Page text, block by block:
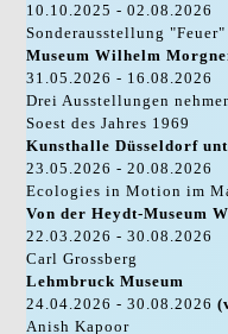
10.10.2025 - 02.08.2026
Sonderausstellung "Feuer"
Museum Wilhelm
31.05.2026 - 16.08.2026
Drei Ausstellungen
Soest des Jahres 1969
Kunsthalle Düsseldorf
23.05.2026 - 20.08.2026
Ecologies in Motion im
Von der Heydt-Museum
22.03.2026 - 30.08.2026
Carl Grossberg
Lehmbruck Museum
24.04.2026 - 30.08.2026
Anish Kapoor